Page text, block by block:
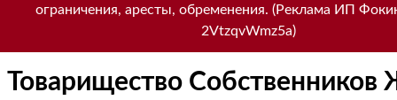
ограничения, аресты, обременения. (Реклама ИП
2VtzqvWmz5a)
Товарищество Собственников